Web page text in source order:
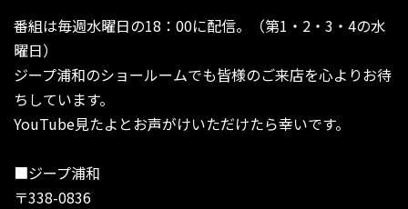
番組は毎週水曜日の18：00に配信。（第1・2・3・4の水
曜日）
ジープ浦和のショールームでも皆様のご来店を心よりお待
ちしています。
YouTube見たよとお声がけいただけたら幸いです。
■ジープ浦和
〒338-0836